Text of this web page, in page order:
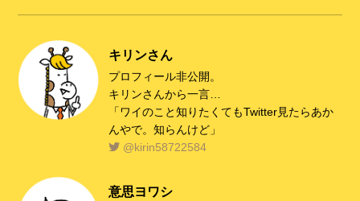
c
e
b
o
o
tt
er
e
e
n
a
キリンさん
プロフィール非公開。
キリンさんから一言…
「ワイのこと知りたくてもTwitter見たらあか
んやで。知らんけど」
@kirin58722584
意思ヨワシ